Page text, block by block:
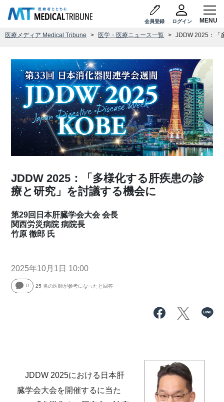
会員登録 ログイン
医療メディア Medical Tribune 医学・医療ニュース一覧 JDDW 2025：「
JDDW 2025：「多様化する肝疾患の診
療と研究」を討議する機会に
第29回日本肝臓学会大会 会長
関西労災病院 病院長
竹原 徹郎 氏
2025年10月1日 10:00
0 25 名の医師が参考になったと回答
JDDW 2025における日本肝
臓学会大会を開催するに当た